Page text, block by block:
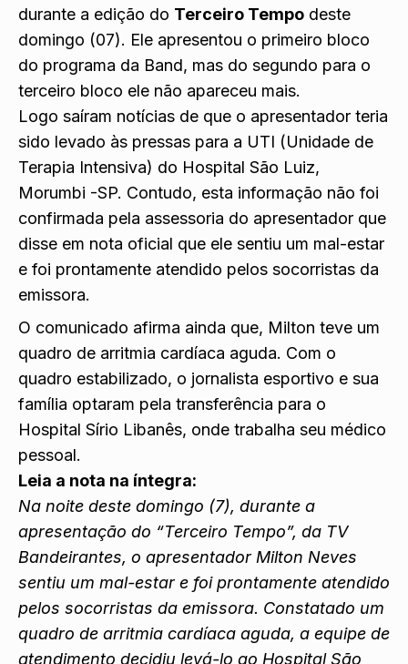
durante a edição do Terceiro Tempo deste
domingo (07). Ele apresentou o primeiro bloco
do programa da Band, mas do segundo para o
terceiro bloco ele não apareceu mais.
Logo saíram notícias de que o apresentador teria
sido levado às pressas para a UTI (Unidade de
Terapia Intensiva) do Hospital São Luiz,
Morumbi -SP. Contudo, esta informação não foi
confirmada pela assessoria do apresentador que
disse em nota oficial que ele sentiu um mal-estar
e foi prontamente atendido pelos socorristas da
emissora.
O comunicado afirma ainda que, Milton teve um
quadro de arritmia cardíaca aguda. Com o
quadro estabilizado, o jornalista esportivo e sua
família optaram pela transferência para o
Hospital Sírio Libanês, onde trabalha seu médico
pessoal.
Leia a nota na íntegra:
Na noite deste domingo (7), durante a
apresentação do “Terceiro Tempo”, da TV
Bandeirantes, o apresentador Milton Neves
sentiu um mal-estar e foi prontamente atendido
pelos socorristas da emissora. Constatado um
quadro de arritmia cardíaca aguda, a equipe de
atendimento decidiu levá-lo ao Hospital São